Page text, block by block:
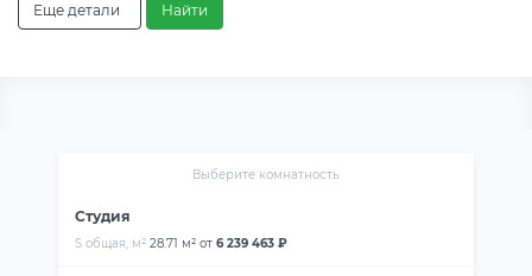
Еще детали Найти
Выберите комнатность
Студия
S общая, м² 28.71 м² от 6 239 463 ₽